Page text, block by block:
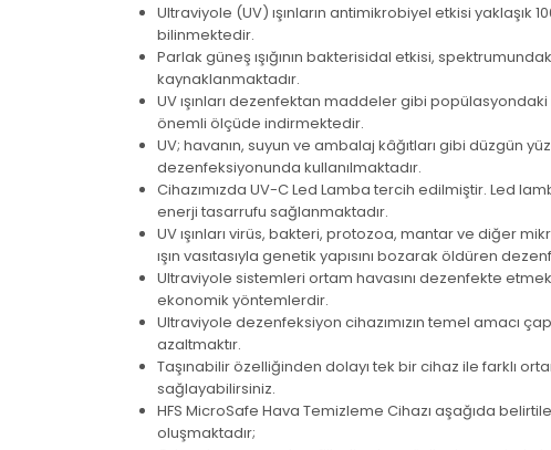
Ultraviyole (UV) ışınların antimikrobiyel etkisi yaklaşık
bilinmektedir.
Parlak güneş ışığının bakterisidal etkisi,
kaynaklanmaktadır.
UV ışınları dezenfektan maddeler gibi popülasyondaki
önemli ölçüde indirmektedir.
UV; havanın, suyun ve ambalaj kâğıtları gibi düzgün
dezenfeksiyonunda kullanılmaktadır.
Cihazımızda UV-C Led Lamba tercih edilmiştir. Led
enerji tasarrufu sağlanmaktadır.
UV ışınları virüs, bakteri, protozoa, mantar ve diğer
ışın vasıtasıyla genetik yapısını bozarak öldüren
Ultraviyole sistemleri ortam havasını dezenfekte
ekonomik yöntemlerdir.
Ultraviyole dezenfeksiyon cihazımızın temel amacı
azaltmaktır.
Taşınabilir özelliğinden dolayı tek bir cihaz ile farklı
sağlayabilirsiniz.
HFS MicroSafe Hava Temizleme Cihazı aşağıda
oluşmaktadır;